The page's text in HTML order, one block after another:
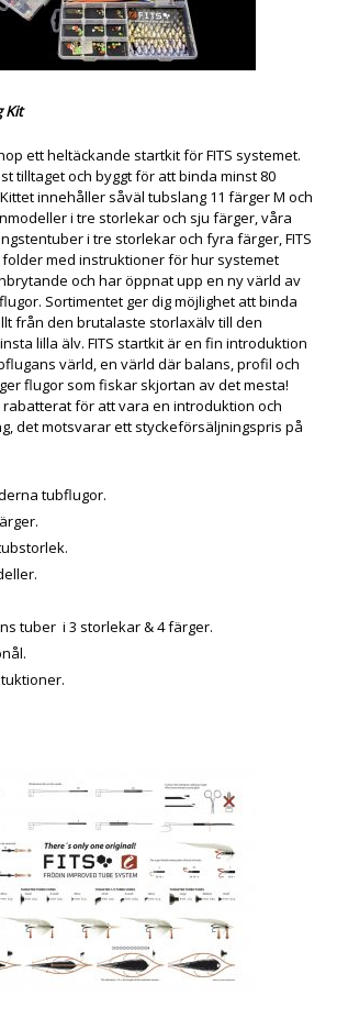
Kit
ett heltäckande startkit för FITS systemet.
tilltaget och byggt för att binda minst 80
innehåller såväl tubslang 11 färger M och
i tre storlekar och sju färger, våra
i tre storlekar och fyra färger, FITS
med instruktioner för hur systemet
och har öppnat upp en ny värld av
Sortimentet ger dig möjlighet att binda
från den brutalaste storlaxälv till den
lilla älv. FITS startkit är en fin introduktion
värld, en värld där balans, profil och
flugor som fiskar skjortan av det mesta!
för att vara en introduktion och
det motsvarar ett styckeförsäljningspris på
tubflugor.
tuber i 3 storlekar & 4 färger.